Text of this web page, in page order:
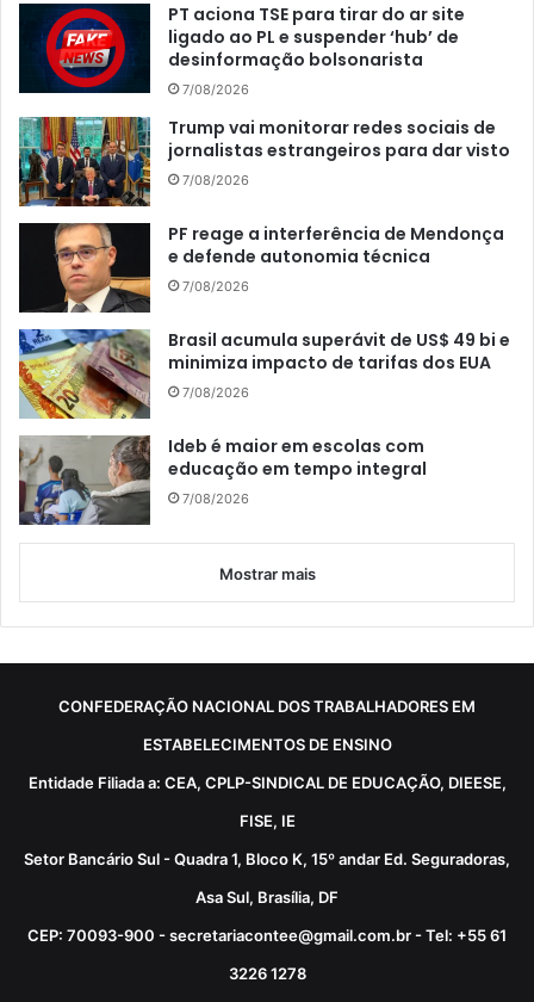
PT aciona TSE para tirar do ar site
ligado ao PL e suspender ‘hub’ de
desinformação bolsonarista
7/08/2026
Trump vai monitorar redes sociais de
jornalistas estrangeiros para dar visto
7/08/2026
PF reage a interferência de Mendonça
e defende autonomia técnica
7/08/2026
Brasil acumula superávit de US$ 49 bi e
minimiza impacto de tarifas dos EUA
7/08/2026
Ideb é maior em escolas com
educação em tempo integral
7/08/2026
Mostrar mais
CONFEDERAÇÃO NACIONAL DOS TRABALHADORES EM
ESTABELECIMENTOS DE ENSINO
Entidade Filiada a: CEA, CPLP-SINDICAL DE EDUCAÇÃO, DIEESE,
FISE, IE
Setor Bancário Sul - Quadra 1, Bloco K, 15º andar Ed. Seguradoras,
Asa Sul, Brasília, DF
CEP: 70093-900 - secretariacontee@gmail.com.br - Tel: +55 61
3226 1278